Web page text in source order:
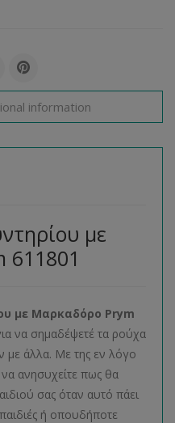
information
με
611801
με Μαρκαδόρο Prym
να σημαδέψετέ τα ρούχα
με άλλα. Με της εν λόγο
να ανησυχείτε πως θα
σας όταν αυτό πάει
ή οπουδήποτε